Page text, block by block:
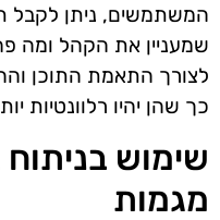
המשתמשים, ניתן לקבל
שמעניין את הקהל ומה
לצורך התאמת התוכן
כך שהן יהיו רלוונטיות
שימוש בניתוח
מגמות